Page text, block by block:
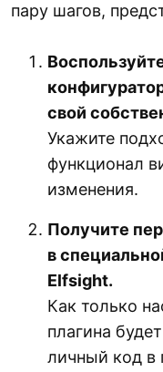
пару шагов,
свой
Укажите
функционал
изменения.
Получите
в
Elfsight.
Как только
плагина
личный код в